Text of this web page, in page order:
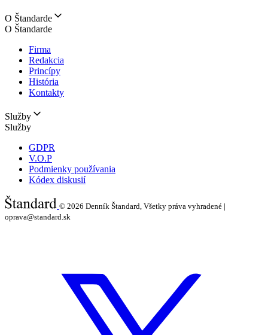
O Štandarde
O Štandarde
Firma
Redakcia
Princípy
História
Kontakty
Služby
Služby
GDPR
V.O.P
Podmienky používania
Kódex diskusií
© 2026 Denník Štandard, Všetky práva vyhradené |
oprava@standard.sk